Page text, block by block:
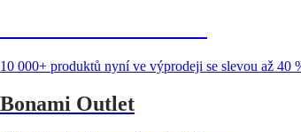
10 000+ produktů nyní ve výprodeji se slevou až 40
Bonami Outlet